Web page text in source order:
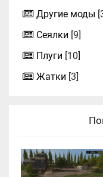
Другие моды
Сеялки [9]
Плуги [10]
Жатки [3]